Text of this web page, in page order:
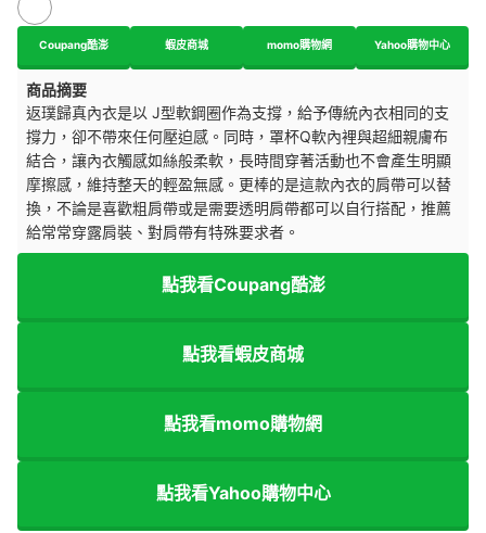
Coupang酷澎 蝦皮商城 momo購物網 Yahoo購物中心
商品摘要
返璞歸真內衣是以 J型軟鋼圈作為支撐，給予傳統內衣相同的支
撐力，卻不帶來任何壓迫感 。同時，罩杯Q軟內裡與超細親膚布
結合，讓內衣觸感如絲般柔軟，長時間穿著活動也不會產生明顯
摩擦感，維持整天的輕盈無感。更棒的是這款內衣的肩帶可以替
換，不論是喜歡粗肩帶或是需要透明肩帶都可以自行搭配，推薦
給常常穿露肩裝、對肩帶有特殊要求者。
點我看Coupang酷澎
點我看蝦皮商城
點我看momo購物網
點我看Yahoo購物中心